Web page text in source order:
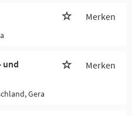
Merken
und
Merken
Gera